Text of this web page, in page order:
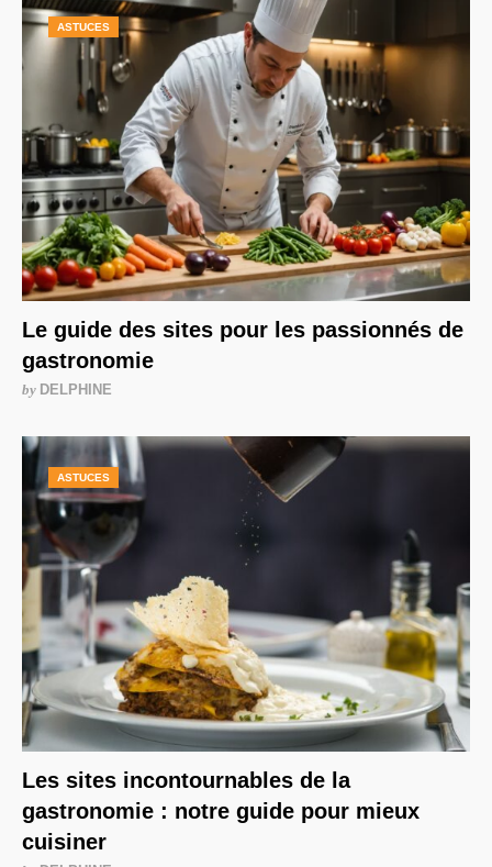
ASTUCES
Le guide des sites pour les passionnés de
gastronomie
by DELPHINE
ASTUCES
Les sites incontournables de la
gastronomie : notre guide pour mieux
cuisiner